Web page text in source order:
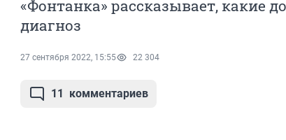
«Фонтанка» рассказывает, какие
диагноз
27 сентября 2022, 15:55 22 304
11 комментариев